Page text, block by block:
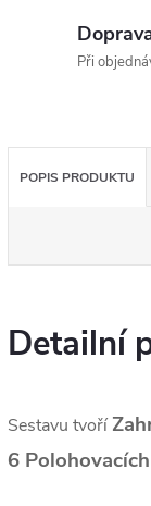
Při
POPIS PRODUKTU
Detailní
Sestavu tvoří
6